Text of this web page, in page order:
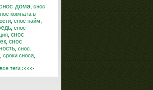
дома снос
комната в
снос найм
снос
снос
снос
снос.
сроки сноса
теги >>>>